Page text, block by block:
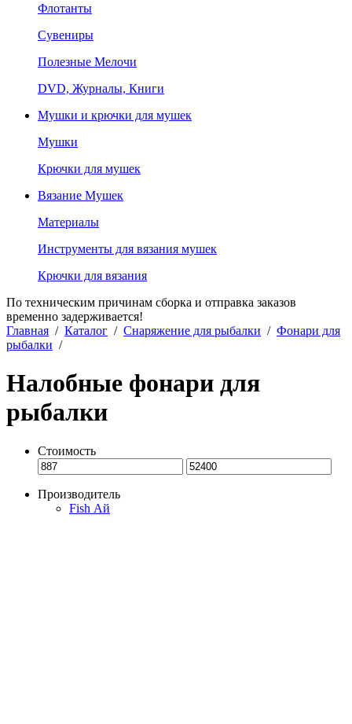
Флотанты
Сувениры
Полезные Мелочи
DVD, Журналы, Книги
Мушки и крючки для мушек
Мушки
Крючки для мушек
Вязание Мушек
Материалы
Инструменты для вязания мушек
Крючки для вязания
По техническим причинам сборка и отправка заказов
временно задерживается!
Главная / Каталог / Снаряжение для рыбалки / Фонари для
рыбалки /
Налобные фонари для
рыбалки
Стоимость
Производитель
Fish Ай